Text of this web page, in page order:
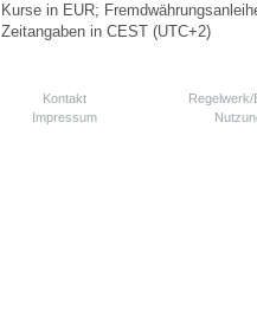
Kurse in EUR;
Zeitangaben in CEST (UTC+2)
Kontakt
Impressum